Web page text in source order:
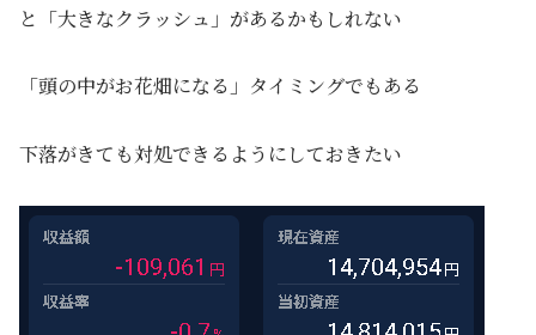
と「大きなクラッシュ」があるかもしれない
「頭の中がお花畑になる」タイミングでもある
下落がきても対処できるようにしておきたい